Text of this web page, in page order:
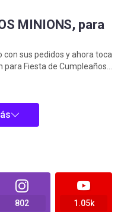
MINIONS, para
con sus pedidos y ahora toca
802 1.05k